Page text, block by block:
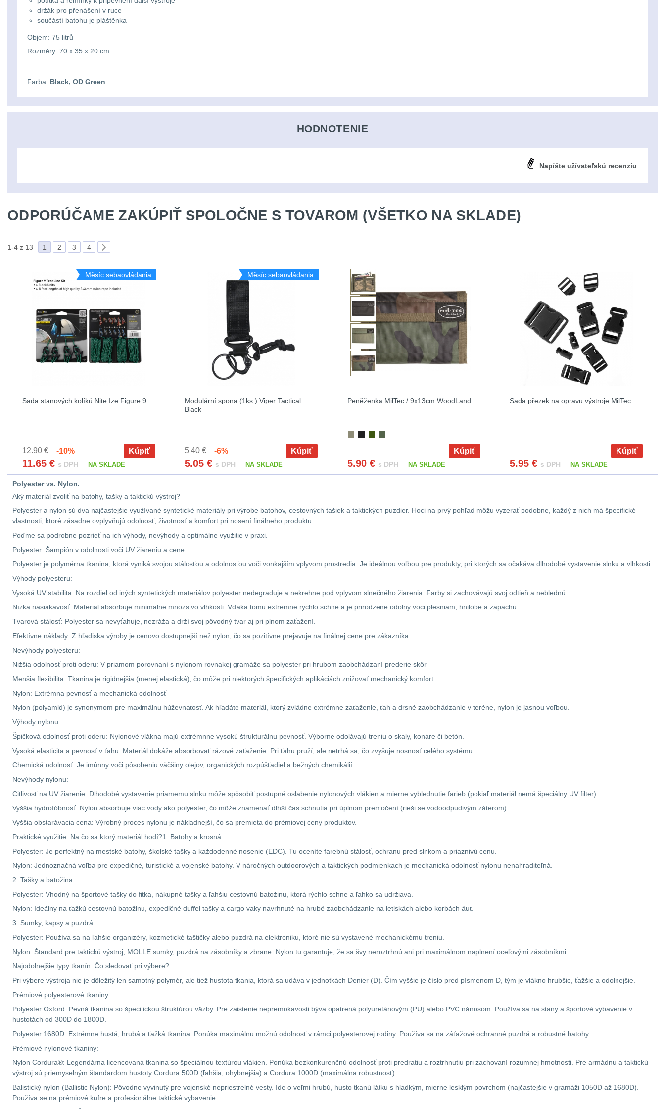
držák pro přenášení v ruce
součástí batohu je pláštěnka
Objem: 75 litrů
Rozměry: 70 x 35 x 20 cm
Farba: Black, OD Green
HODNOTENIE
Napíšte užívateľskú recenziu
ODPORÚČAME ZAKÚPIŤ SPOLOČNE S TOVAROM (VŠETKO NA SKLADE)
1-4 z 13 1 2 3 4
Měsíc sebaovládania
Sada stanových kolíků Nite Ize Figure 9
12.90 €-10% Kúpiť
11.65 € s DPH NA SKLADE
Měsíc sebaovládania
Modulární spona (1ks.) Viper Tactical
Black
5.40 €-6% Kúpiť
5.05 € s DPH NA SKLADE
Peněženka MilTec / 9x13cm WoodLand
Kúpiť
5.90 € s DPH NA SKLADE
Sada přezek na opravu výstroje MilTec
Kúpiť
5.95 € s DPH NA SKLADE
Polyester vs. Nylon.
Aký materiál zvoliť na batohy, tašky a taktickú výstroj?
Polyester a nylon sú dva najčastejšie využívané syntetické materiály pri výrobe batohov, cestovných tašiek a taktických puzdier. Hoci na prvý pohľad môžu vyzerať podobne, každý z nich má špecifické
vlastnosti, ktoré zásadne ovplyvňujú odolnosť, životnosť a komfort pri nosení finálneho produktu.
Poďme sa podrobne pozrieť na ich výhody, nevýhody a optimálne využitie v praxi.
Polyester: Šampión v odolnosti voči UV žiareniu a cene
Polyester je polymérna tkanina, ktorá vyniká svojou stálosťou a odolnosťou voči vonkajším vplyvom prostredia. Je ideálnou voľbou pre produkty, pri ktorých sa očakáva dlhodobé vystavenie slnku a vlhkosti.
Výhody polyesteru:
Vysoká UV stabilita: Na rozdiel od iných syntetických materiálov polyester nedegraduje a nekrehne pod vplyvom slnečného žiarenia. Farby si zachovávajú svoj odtieň a neblednú.
Nízka nasiakavosť: Materiál absorbuje minimálne množstvo vlhkosti. Vďaka tomu extrémne rýchlo schne a je prirodzene odolný voči plesniam, hnilobe a zápachu.
Tvarová stálosť: Polyester sa nevyťahuje, nezráža a drží svoj pôvodný tvar aj pri plnom zaťažení.
Efektívne náklady: Z hľadiska výroby je cenovo dostupnejší než nylon, čo sa pozitívne prejavuje na finálnej cene pre zákazníka.
Nevýhody polyesteru:
Nižšia odolnosť proti oderu: V priamom porovnaní s nylonom rovnakej gramáže sa polyester pri hrubom zaobchádzaní prederie skôr.
Menšia flexibilita: Tkanina je rigidnejšia (menej elastická), čo môže pri niektorých špecifických aplikáciách znižovať mechanický komfort.
Nylon: Extrémna pevnosť a mechanická odolnosť
Nylon (polyamid) je synonymom pre maximálnu húževnatosť. Ak hľadáte materiál, ktorý zvládne extrémne zaťaženie, ťah a drsné zaobchádzanie v teréne, nylon je jasnou voľbou.
Výhody nylonu:
Špičková odolnosť proti oderu: Nylonové vlákna majú extrémnne vysokú štrukturálnu pevnosť. Výborne odolávajú treniu o skaly, konáre či betón.
Vysoká elasticita a pevnosť v ťahu: Materiál dokáže absorbovať rázové zaťaženie. Pri ťahu pruží, ale netrhá sa, čo zvyšuje nosnosť celého systému.
Chemická odolnosť: Je imúnny voči pôsobeniu väčšiny olejov, organických rozpúšťadiel a bežných chemikálií.
Nevýhody nylonu:
Citlivosť na UV žiarenie: Dlhodobé vystavenie priamemu slnku môže spôsobiť postupné oslabenie nylonových vlákien a mierne vyblednutie farieb (pokiaľ materiál nemá špeciálny UV filter).
Vyššia hydrofóbnosť: Nylon absorbuje viac vody ako polyester, čo môže znamenať dlhší čas schnutia pri úplnom premočení (rieši se vodoodpudivým záterom).
Vyššia obstarávacia cena: Výrobný proces nylonu je nákladnejší, čo sa premieta do prémiovej ceny produktov.
Praktické využitie: Na čo sa ktorý materiál hodí?1. Batohy a krosná
Polyester: Je perfektný na mestské batohy, školské tašky a každodenné nosenie (EDC). Tu oceníte farebnú stálosť, ochranu pred slnkom a priaznivú cenu.
Nylon: Jednoznačná voľba pre expedičné, turistické a vojenské batohy. V náročných outdoorových a taktických podmienkach je mechanická odolnosť nylonu nenahraditeľná.
2. Tašky a batožina
Polyester: Vhodný na športové tašky do fitka, nákupné tašky a ľahšiu cestovnú batožinu, ktorá rýchlo schne a ľahko sa udržiava.
Nylon: Ideálny na ťažkú cestovnú batožinu, expedičné duffel tašky a cargo vaky navrhnuté na hrubé zaobchádzanie na letiskách alebo korbách áut.
3. Sumky, kapsy a puzdrá
Polyester: Používa sa na ľahšie organizéry, kozmetické taštičky alebo puzdrá na elektroniku, ktoré nie sú vystavené mechanickému treniu.
Nylon: Štandard pre taktickú výstroj, MOLLE sumky, puzdrá na zásobníky a zbrane. Nylon tu garantuje, že sa švy neroztrhnú ani pri maximálnom naplnení oceľovými zásobníkmi.
Najodolnejšie typy tkanín: Čo sledovať pri výbere?
Pri výbere výstroja nie je dôležitý len samotný polymér, ale tiež hustota tkania, ktorá sa udáva v jednotkách Denier (D). Čím vyššie je číslo pred písmenom D, tým je vlákno hrubšie, ťažšie a odolnejšie.
Prémiové polyesterové tkaniny:
Polyester Oxford: Pevná tkanina so špecifickou štruktúrou väzby. Pre zaistenie nepremokavosti býva opatrená polyuretánovým (PU) alebo PVC nánosom. Používa sa na stany a športové vybavenie v
hustotách od 300D do 1800D.
Polyester 1680D: Extrémne hustá, hrubá a ťažká tkanina. Ponúka maximálnu možnú odolnosť v rámci polyesterovej rodiny. Používa sa na záťažové ochranné puzdrá a robustné batohy.
Prémiové nylonové tkaniny:
Nylon Cordura®: Legendárna licencovaná tkanina so špeciálnou textúrou vlákien. Ponúka bezkonkurenčnú odolnosť proti predratiu a roztrhnutiu pri zachovaní rozumnej hmotnosti. Pre armádnu a taktickú
výstroj sú priemyselným štandardom hustoty Cordura 500D (ľahšia, ohybnejšia) a Cordura 1000D (maximálna robustnosť).
Balistický nylon (Ballistic Nylon): Pôvodne vyvinutý pre vojenské nepriestrelné vesty. Ide o veľmi hrubú, husto tkanú látku s hladkým, mierne lesklým povrchom (najčastejšie v gramáži 1050D až 1680D).
Používa se na prémiové kufre a profesionálne taktické vybavenie.